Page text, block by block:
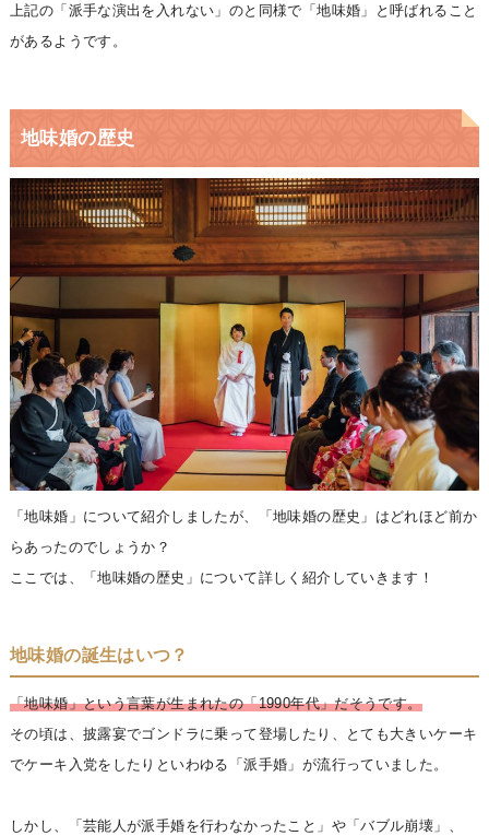
上記の「派手な演出を入れない」のと同様で「地味婚」と呼ばれること
があるようです。
地味婚の歴史
「地味婚」について紹介しましたが、「地味婚の歴史」はどれほど前か
らあったのでしょうか？
ここでは、「地味婚の歴史」について詳しく紹介していきます！
地味婚の誕生はいつ？
「地味婚」という言葉が生まれたの「1990年代」だそうです。
その頃は、披露宴でゴンドラに乗って登場したり、とても大きいケーキ
でケーキ入党をしたりといわゆる「派手婚」が流行っていました。
しかし、「芸能人が派手婚を行わなかったこと」や「バブル崩壊」、